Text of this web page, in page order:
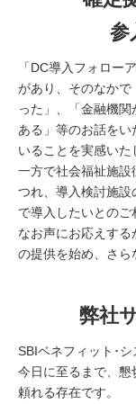
参
「DC導入フォロー
があり、そのなかで
った」、「金融機
ある」等のお話を
いることを実感いた
一方で社会福祉施設
つれ、導入検討施
で導入したいとの
なお声にお応えす
の提供を始め、さら
弊社
SBIベネフィット･
今日に至るまで、懇
頼れる存在です。